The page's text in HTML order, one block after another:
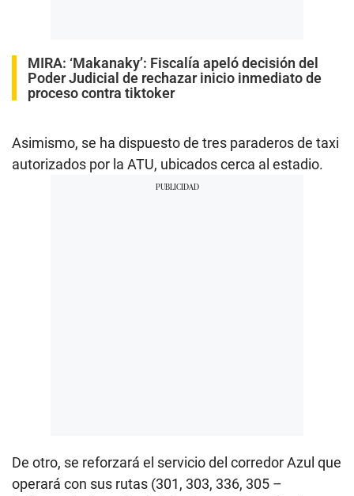
MIRA: ‘Makanaky’: Fiscalía apeló decisión del
Poder Judicial de rechazar inicio inmediato de
proceso contra tiktoker
Asimismo, se ha dispuesto de tres paraderos de taxi
autorizados por la ATU, ubicados cerca al estadio.
De otro, se reforzará el servicio del corredor Azul que
operará con sus rutas (301, 303, 336, 305 –